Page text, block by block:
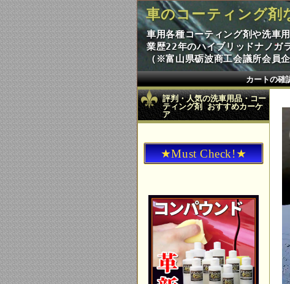
車のコーティング剤
車用各種コーティング剤や洗車
業歴22年のハイブリッドナノガ
（※富山県砺波商工会議所会員
カートの確
評判・人気の洗車用品・コー
ティング剤 おすすめカーケ
ア
★Must Check!★